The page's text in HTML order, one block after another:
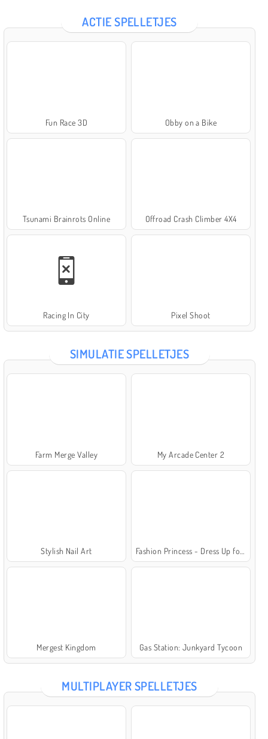
ACTIE SPELLETJES
Fun Race 3D Obby on a Bike
Tsunami Brainrots Online Offroad Crash Climber 4X4
Racing In City Pixel Shoot
SIMULATIE SPELLETJES
Farm Merge Valley My Arcade Center 2
Stylish Nail Art
Mergest Kingdom Gas Station: Junkyard Tycoon
MULTIPLAYER SPELLETJES